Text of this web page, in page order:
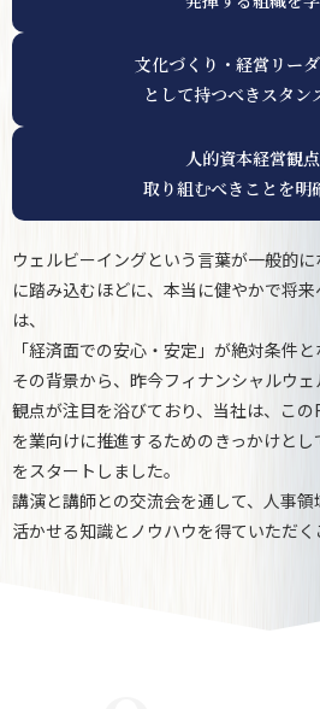
文化づくり・経営リー
として持つべきスタン
人的資本経営観
取り組むべきことを明
ウェルビーイングという言葉が一般的
に踏み込むほどに、本当に健やかで将
は、
「経済面での安心・安定」が絶対条件と
その背景から、昨今フィナンシャルウ
観点が注目を浴びており、当社は、こ
を業向けに推進するためのきっかけと
をスタートしました。
講演と講師との交流会を通して、人事
活かせる知識とノウハウを得ていただく